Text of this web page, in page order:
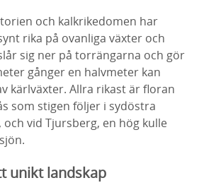
och kalkrikedomen har
rika på ovanliga växter och
sig ner på torrängarna och gör
gånger en halvmeter kan
kärlväxter. Allra rikast är floran
som stigen följer i sydöstra
vid Tjursberg, en hög kulle
unikt landskap